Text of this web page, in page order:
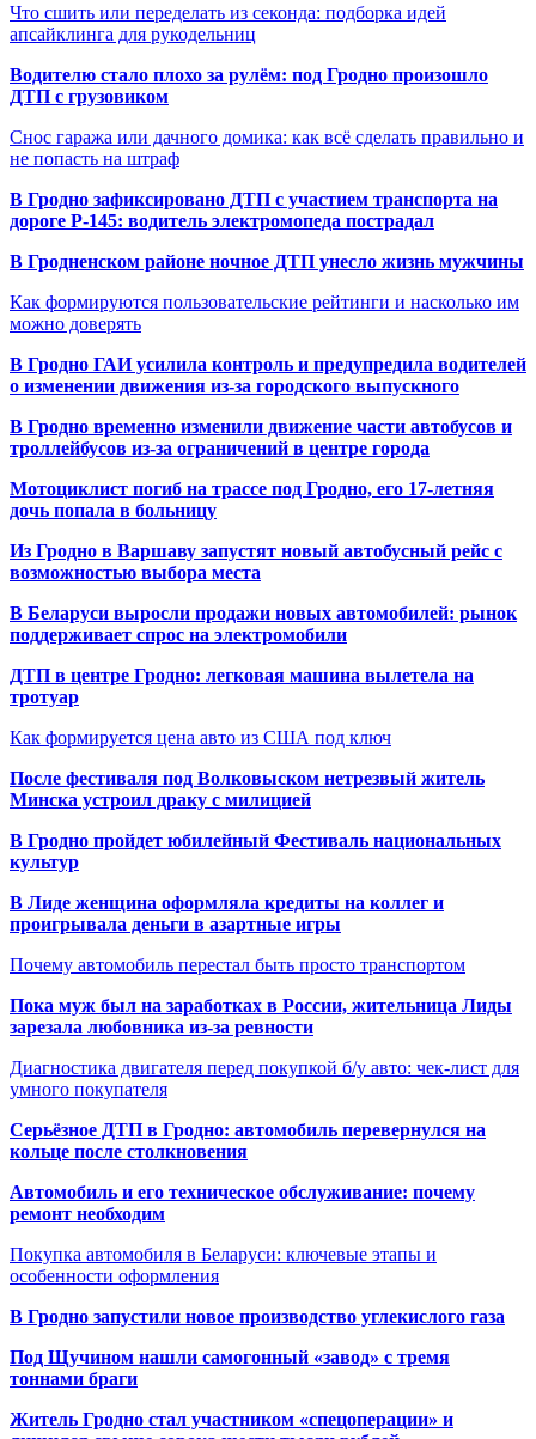
Что сшить или переделать из секонда: подборка идей
апсайклинга для рукодельниц
Водителю стало плохо за рулём: под Гродно произошло
ДТП с грузовиком
Снос гаража или дачного домика: как всё сделать правильно и
не попасть на штраф
В Гродно зафиксировано ДТП с участием транспорта на
дороге Р-145: водитель электромопеда пострадал
В Гродненском районе ночное ДТП унесло жизнь мужчины
Как формируются пользовательские рейтинги и насколько им
можно доверять
В Гродно ГАИ усилила контроль и предупредила водителей
о изменении движения из-за городского выпускного
В Гродно временно изменили движение части автобусов и
троллейбусов из-за ограничений в центре города
Мотоциклист погиб на трассе под Гродно, его 17-летняя
дочь попала в больницу
Из Гродно в Варшаву запустят новый автобусный рейс с
возможностью выбора места
В Беларуси выросли продажи новых автомобилей: рынок
поддерживает спрос на электромобили
ДТП в центре Гродно: легковая машина вылетела на
тротуар
Как формируется цена авто из США под ключ
После фестиваля под Волковыском нетрезвый житель
Минска устроил драку с милицией
В Гродно пройдет юбилейный Фестиваль национальных
культур
В Лиде женщина оформляла кредиты на коллег и
проигрывала деньги в азартные игры
Почему автомобиль перестал быть просто транспортом
Пока муж был на заработках в России, жительница Лиды
зарезала любовника из-за ревности
Диагностика двигателя перед покупкой б/у авто: чек-лист для
умного покупателя
Серьёзное ДТП в Гродно: автомобиль перевернулся на
кольце после столкновения
Автомобиль и его техническое обслуживание: почему
ремонт необходим
Покупка автомобиля в Беларуси: ключевые этапы и
особенности оформления
В Гродно запустили новое производство углекислого газа
Под Щучином нашли самогонный «завод» с тремя
тоннами браги
Житель Гродно стал участником «спецоперации» и